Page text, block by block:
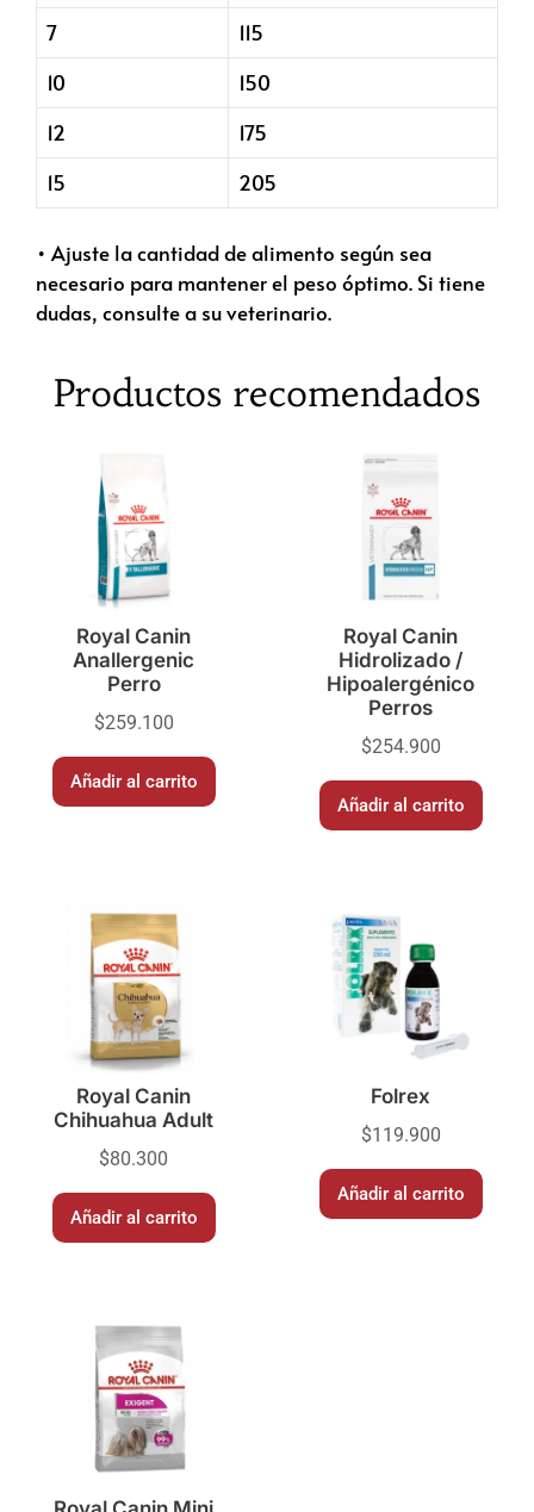
7
115
10
150
12
175
15
205
• Ajuste la cantidad de alimento según sea
necesario para mantener el peso óptimo. Si tiene
dudas, consulte a su veterinario.
Productos recomendados
Royal Canin
Anallergenic
Perro
$259.100
Añadir al carrito
Royal Canin
Hidrolizado /
Hipoalergénico
Perros
$254.900
Añadir al carrito
Royal Canin
Chihuahua Adult
$80.300
Añadir al carrito
Folrex
$119.900
Añadir al carrito